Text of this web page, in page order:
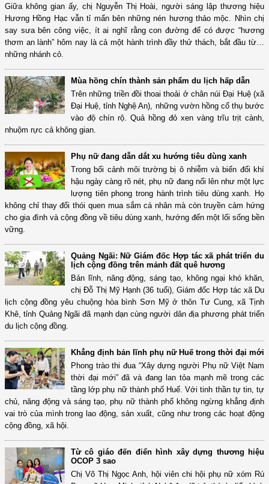
Giữa không gian ấy, chị Nguyễn Thị Hoài, người sáng lập thương hiệu
Hương Hồng Hạc vẫn tỉ mẩn bên những nén hương thảo mộc. Nhìn chị
say sưa bên công việc, ít ai nghĩ rằng con đường để có được “hương
thơm an lành” hôm nay là cả một hành trình đầy thử thách, bắt đầu từ…
những nhánh cỏ.
Mùa hồng chín thành sản phẩm du lịch hấp dẫn
Trên những triền đồi thoai thoải ở chân núi Đại Huệ (xã
Đại Huệ, tỉnh Nghệ An), những vườn hồng cổ thụ bước
vào độ chín rộ. Quả hồng đỏ xen vàng trĩu trịt cành,
nhuộm rực cả không gian.
Phụ nữ đang dẫn dắt xu hướng tiêu dùng xanh
Trong bối cảnh môi trường bị ô nhiễm và biến đổi khí
hậu ngày càng rõ nét, phụ nữ đang nổi lên như một lực
lượng tiên phong trong hành trình tiêu dùng xanh. Họ
không chỉ thay đổi thói quen mua sắm cá nhân mà còn truyền cảm hứng
cho gia đình và cộng đồng về tiêu dùng xanh, hướng đến một lối sống bền
vững.
Quảng Ngãi: Nữ Giám đốc Hợp tác xã phát triển du
lịch cộng đồng trên mảnh đất quê hương
Bản lĩnh, năng động, sáng tạo, không ngại khó khăn,
chị Đỗ Thị Mỹ Hạnh (36 tuổi), Giám đốc Hợp tác xã Du
lịch cộng đồng yêu chuộng hòa bình Sơn Mỹ ở thôn Tư Cung, xã Tịnh
Khê, tỉnh Quảng Ngãi đã mạnh dạn cùng người dân địa phương phát triển
du lịch cộng đồng.
Khẳng định bản lĩnh phụ nữ Huế trong thời đại mới
Phong trào thi đua “Xây dựng người Phụ nữ Việt Nam
thời đại mới” đã và đang lan tỏa mạnh mẽ trong các
tầng lớp phụ nữ thành phố Huế. Với tinh thần tự tin, tự
chủ, năng động và sáng tạo, phụ nữ thành phố không ngừng khẳng định
vai trò của mình trong lao động, sản xuất, cũng như trong các hoạt động
cộng đồng, xã hội.
Từ cô giáo đến điển hình xây dựng thương hiệu
OCOP 3 sao
Chị Võ Thị Ngọc Anh, hội viên chi hội phụ nữ xóm Rú